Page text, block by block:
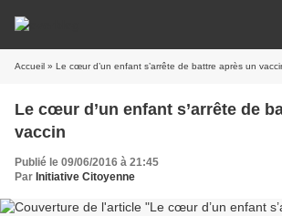
Accueil » Le cœur d’un enfant s’arrête de battre après un
Le cœur d’un enfant s’arrête de
vaccin
Publié le 09/06/2016 à 21:45
Par Initiative Citoyenne